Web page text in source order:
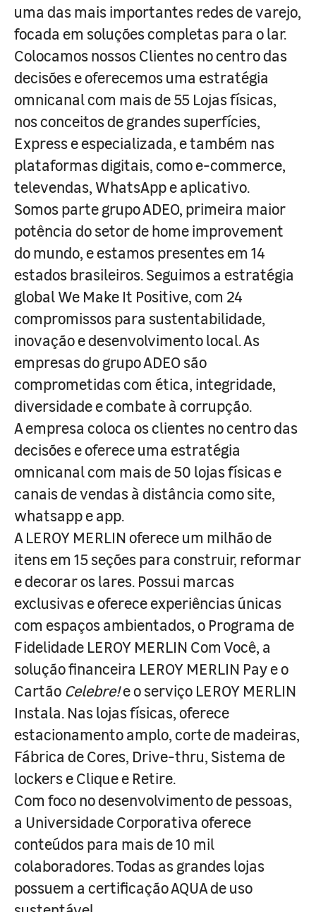
uma das mais importantes redes de varejo,
focada em soluções completas para o lar.
Colocamos nossos Clientes no centro das
decisões e oferecemos uma estratégia
omnicanal com mais de 55 Lojas físicas,
nos conceitos de grandes superfícies,
Express e especializada, e também nas
plataformas digitais, como e-commerce,
televendas, WhatsApp e aplicativo.
Somos parte grupo ADEO, primeira maior
potência do setor de home improvement
do mundo, e estamos presentes em 14
estados brasileiros. Seguimos a estratégia
global We Make It Positive, com 24
compromissos para sustentabilidade,
inovação e desenvolvimento local. As
empresas do grupo ADEO são
comprometidas com ética, integridade,
diversidade e combate à corrupção.
A empresa coloca os clientes no centro das
decisões e oferece uma estratégia
omnicanal com mais de 50 lojas físicas e
canais de vendas à distância como site,
whatsapp e app.
A LEROY MERLIN oferece um milhão de
itens em 15 seções para construir, reformar
e decorar os lares. Possui marcas
exclusivas e oferece experiências únicas
com espaços ambientados, o Programa de
Fidelidade LEROY MERLIN Com Você, a
solução financeira LEROY MERLIN Pay e o
Cartão Celebre!e o serviço LEROY MERLIN
Instala. Nas lojas físicas, oferece
estacionamento amplo, corte de madeiras,
Fábrica de Cores, Drive-thru, Sistema de
lockers e Clique e Retire.
Com foco no desenvolvimento de pessoas,
a Universidade Corporativa oferece
conteúdos para mais de 10 mil
colaboradores. Todas as grandes lojas
possuem a certificação AQUA de uso